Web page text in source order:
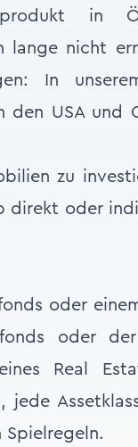
in
lange nicht
In
den USA und
zu
direkt oder
oder
oder
Real
jede